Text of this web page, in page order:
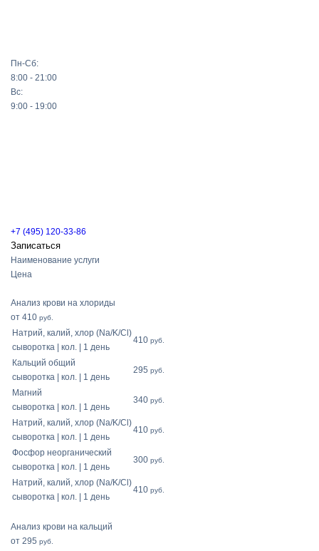
Пн-Сб:
8:00 - 21:00
Вс:
9:00 - 19:00
+7 (495) 120-33-86
Записаться
Наименование услуги
Цена
Анализ крови на хлориды
от 410 руб.
Натрий, калий, хлор (Na/K/Cl)
сыворотка | кол. | 1 день
410 руб.
Кальций общий
сыворотка | кол. | 1 день
295 руб.
Магний
сыворотка | кол. | 1 день
340 руб.
Натрий, калий, хлор (Na/K/Cl)
сыворотка | кол. | 1 день
410 руб.
Фосфор неорганический
сыворотка | кол. | 1 день
300 руб.
Натрий, калий, хлор (Na/K/Cl)
сыворотка | кол. | 1 день
410 руб.
Анализ крови на кальций
от 295 руб.